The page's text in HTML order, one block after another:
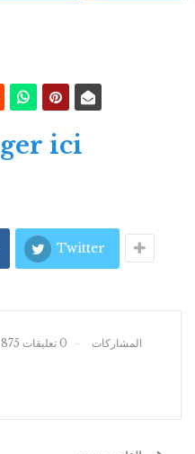
ici
Twitter
875 المشاركات 0 تعليقات